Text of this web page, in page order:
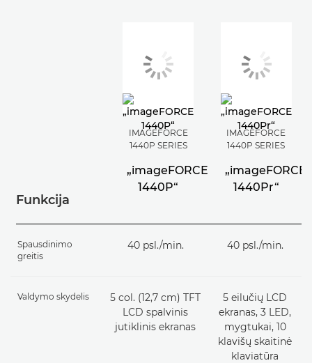
Funkcija
IMAGEFORCE
1440P SERIES
„imageFORCE
1440P“
IMAGEFORCE
1440P SERIES
„imageFORCE
1440Pr“
Spausdinimo
greitis
40 psl./min. 40 psl./min.
Valdymo skydelis
5 col. (12,7 cm) TFT
LCD spalvinis
jutiklinis ekranas
5 eilučių LCD
ekranas, 3 LED,
mygtukai, 10
klavišų skaitinė
klaviatūra